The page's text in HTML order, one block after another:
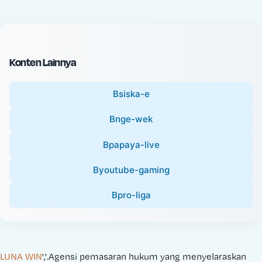
c
e
Konten Lainnya
Bsiska-e
Bnge-wek
Bpapaya-live
Byoutube-gaming
Bpro-liga
LUNA WIN','.Agensi pemasaran hukum yang menyelaraskan